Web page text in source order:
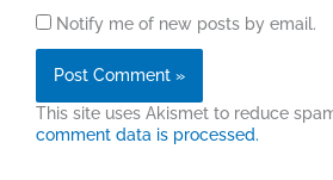
Notify me of new posts by email.
This site uses Akismet to reduce
comment data is processed.